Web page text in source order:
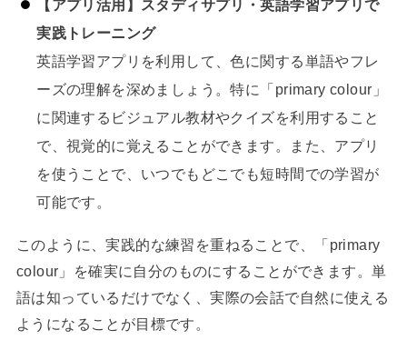
【アプリ活用】スタディサプリ・英語学習アプリで
実践トレーニング
英語学習アプリを利用して、色に関する単語やフレ
ーズの理解を深めましょう。特に「primary colour」
に関連するビジュアル教材やクイズを利用すること
で、視覚的に覚えることができます。また、アプリ
を使うことで、いつでもどこでも短時間での学習が
可能です。
このように、実践的な練習を重ねることで、「primary
colour」を確実に自分のものにすることができます。単
語は知っているだけでなく、実際の会話で自然に使える
ようになることが目標です。